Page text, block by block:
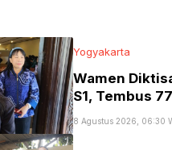
Yogyakarta
Wamen
S1, Tembus
8 Agustus 2026, 06:30